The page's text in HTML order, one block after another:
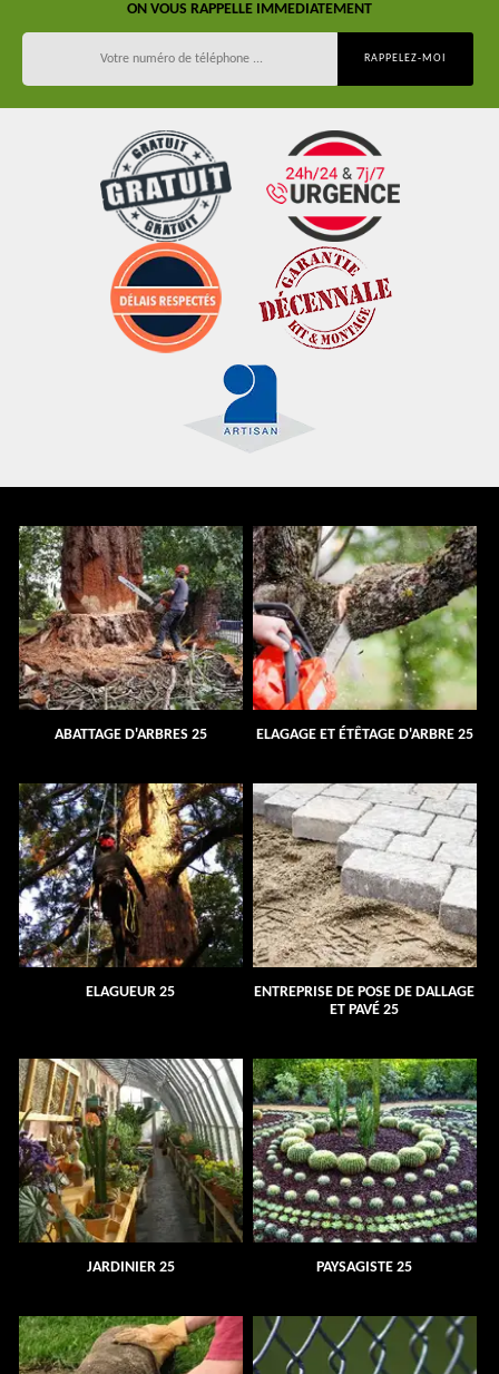
ON VOUS RAPPELLE IMMEDIATEMENT
ABATTAGE D'ARBRES 25 ELAGAGE ET ÉTÊTAGE D'ARBRE 25
ELAGUEUR 25
ENTREPRISE DE POSE DE DALLAGE
ET PAVÉ 25
JARDINIER 25 PAYSAGISTE 25